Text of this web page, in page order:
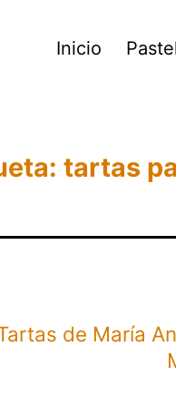
Inicio
tartas
de María